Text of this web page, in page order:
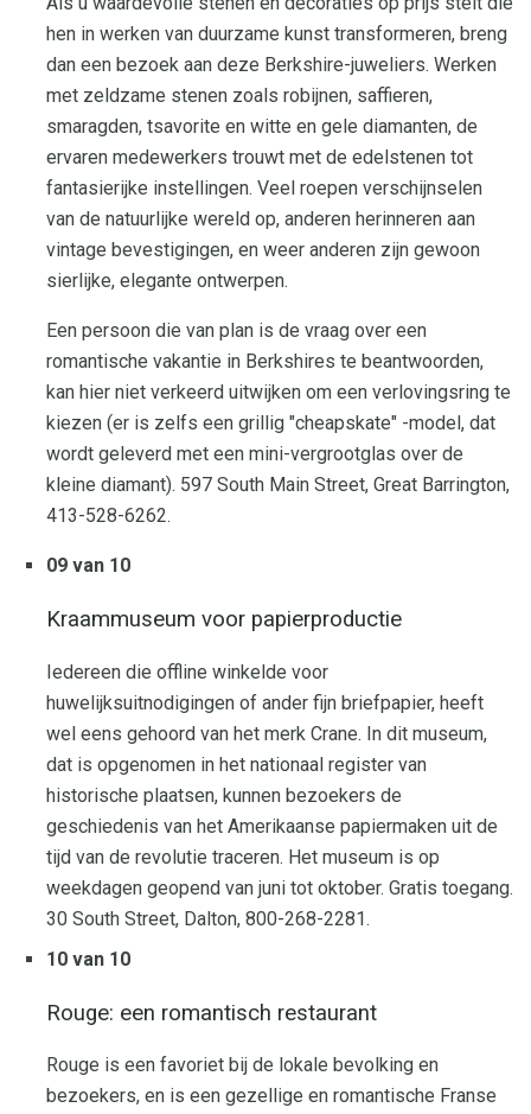
hen in werken van duurzame kunst transformeren, breng
dan een bezoek aan deze Berkshire-juweliers. Werken
met zeldzame stenen zoals robijnen, saffieren,
smaragden, tsavorite en witte en gele diamanten, de
ervaren medewerkers trouwt met de edelstenen tot
fantasierijke instellingen. Veel roepen verschijnselen
van de natuurlijke wereld op, anderen herinneren aan
vintage bevestigingen, en weer anderen zijn gewoon
sierlijke, elegante ontwerpen.
Een persoon die van plan is de vraag over een
romantische vakantie in Berkshires te beantwoorden,
kan hier niet verkeerd uitwijken om een ​​verlovingsring te
kiezen (er is zelfs een grillig "cheapskate" -model, dat
wordt geleverd met een mini-vergrootglas over de
kleine diamant). 597 South Main Street, Great Barrington,
413-528-6262.
09 van 10
Kraammuseum voor papierproductie
Iedereen die offline winkelde voor
huwelijksuitnodigingen of ander fijn briefpapier, heeft
wel eens gehoord van het merk Crane. In dit museum,
dat is opgenomen in het nationaal register van
historische plaatsen, kunnen bezoekers de
geschiedenis van het Amerikaanse papiermaken uit de
tijd van de revolutie traceren. Het museum is op
weekdagen geopend van juni tot oktober. Gratis toegang.
30 South Street, Dalton, 800-268-2281.
10 van 10
Rouge: een romantisch restaurant
Rouge is een favoriet bij de lokale bevolking en
bezoekers, en is een gezellige en romantische Franse